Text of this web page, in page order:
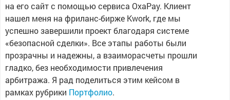
на его сайт с помощью сервиса OxaPay. Клиент
нашел меня на фриланс-бирже Kwork, где мы
успешно завершили проект благодаря системе
«безопасной сделки». Все этапы работы были
прозрачны и надежны, а взаиморасчеты прошли
гладко, без необходимости привлечения
арбитража. Я рад поделиться этим кейсом в
рамках рубрики Портфолио.